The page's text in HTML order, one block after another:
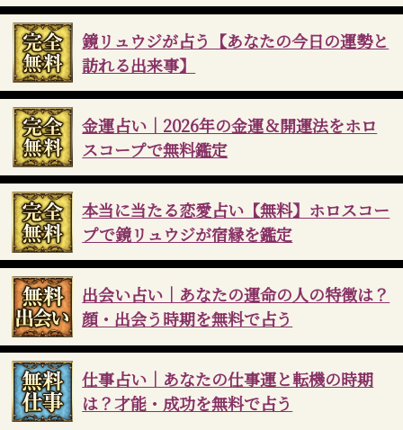
鏡リュウジが占う【あなたの今日の運勢と
訪れる出来事】
金運占い｜2026年の金運＆開運法をホロ
スコープで無料鑑定
本当に当たる恋愛占い【無料】ホロスコー
プで鏡リュウジが宿縁を鑑定
出会い占い｜あなたの運命の人の特徴は？
顔・出会う時期を無料で占う
仕事占い｜あなたの仕事運と転機の時期
は？才能・成功を無料で占う